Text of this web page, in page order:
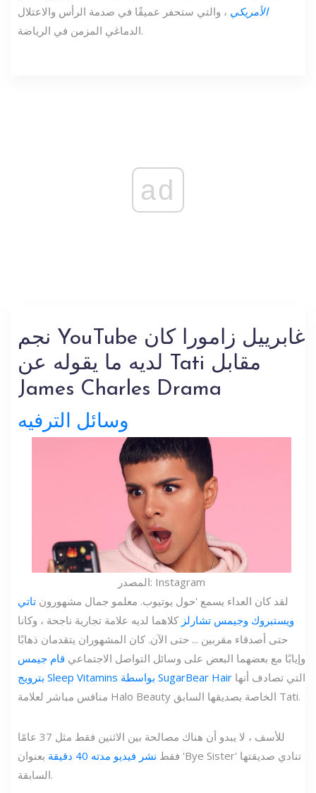
الأمريكي ، والتي ستحفر عميقًا في صدمة الرأس والاعتلال
الدماغي المزمن في الرياضة.
ad
نجم YouTube غابرييل زامورا كان
لديه ما يقوله عن Tati مقابل
James Charles Drama
وسائل الترفيه
المصدر: Instagram
لقد كان العداء يسمع 'حول يوتيوب. معلمو جمال مشهورون تاتي
ويستبروك وجيمس تشارلز كلاهما لديه علامة تجارية ناجحة ، وكانا
حتى أصدقاء مقربين ... حتى الآن. كان المشهوران يتقدمان ذهابًا
وإيابًا مع بعضهما البعض على وسائل التواصل الاجتماعي قام جيمس
بترويج Sleep Vitamins بواسطة SugarBear Hair
منافس مباشر لعلامة Halo Beauty الخاصة بصديقها السابق Tati.
للأسف ، لا يبدو أن هناك مصالحة بين الاثنين فقط مثل 37 عامًا
فقط نشر فيديو مدته 40 دقيقة
بعنوان 'Bye Sister' تنادي صديقتها
السابقة.